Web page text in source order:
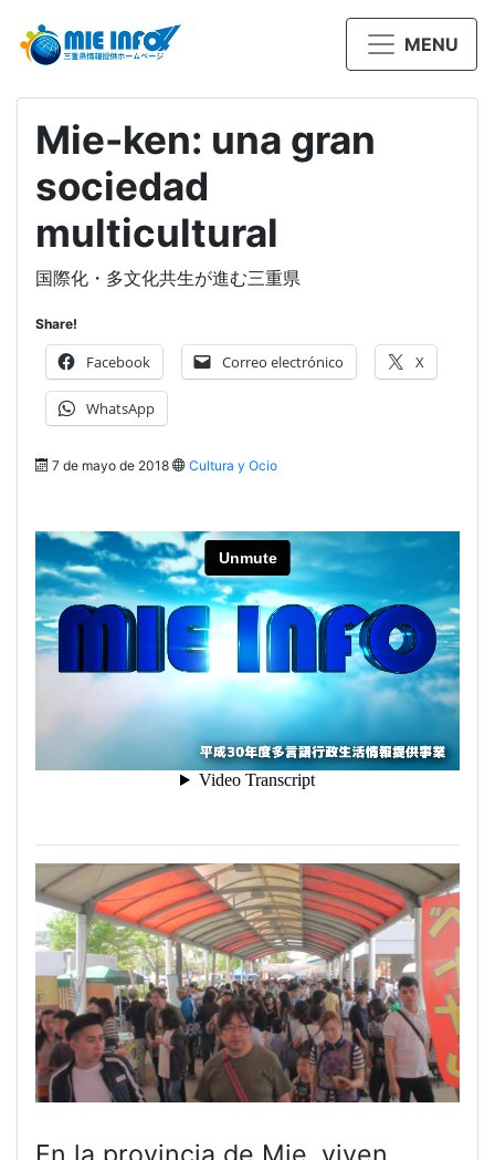
MENU
Mie-ken: una gran
sociedad
multicultural
国際化・多文化共生が進む三重県
Share!
Facebook Correo electrónico X
WhatsApp
7 de mayo de 2018 Cultura y Ocio